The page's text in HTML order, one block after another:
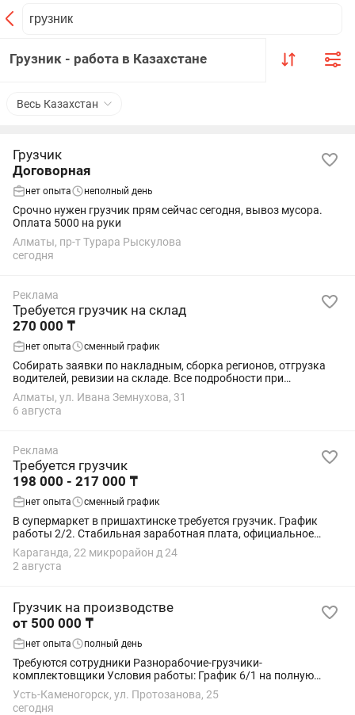
Грузник - работа в Казахстане
Весь Казахстан
Грузчик
Договорная
нет опыта неполный день
Срочно нужен грузчик прям сейчас сегодня, вывоз мусора.
Оплата 5000 на руки
Алматы, пр-т Турара Рыскулова
сегодня
Реклама
Требуется грузчик на склад
270 000 ₸
нет опыта сменный график
Собирать заявки по накладным, сборка регионов, отгрузка
водителей, ревизии на складе. Все подробности при
собеседованиеи. График работы 2/2 с 7.00 до 20.00. Звонить и
писать в будние дни с 9.00 до...
Алматы, ул. Ивана Земнухова, 31
6 августа
Реклама
Требуется грузчик
198 000 - 217 000 ₸
нет опыта сменный график
В супермаркет в пришахтинске требуется грузчик. График
работы 2/2. Стабильная заработная плата, официальное
трудоустройство, имеется развозка пришахтинск, жби,
майкудук с дк до 14 микрорайона
Караганда, 22 микрорайон д 24
2 августа
Грузчик на производстве
от 500 000 ₸
нет опыта полный день
Требуются сотрудники Разнорабочие-грузчики-
комплектовщики Условия работы: График 6/1 на полную
смену Заработная плата от 500 тысяч Принимаем без опыта
Предоставим бесплатное жилье и питание От 18...
Усть-Каменогорск, ул. Протозанова, 25
сегодня